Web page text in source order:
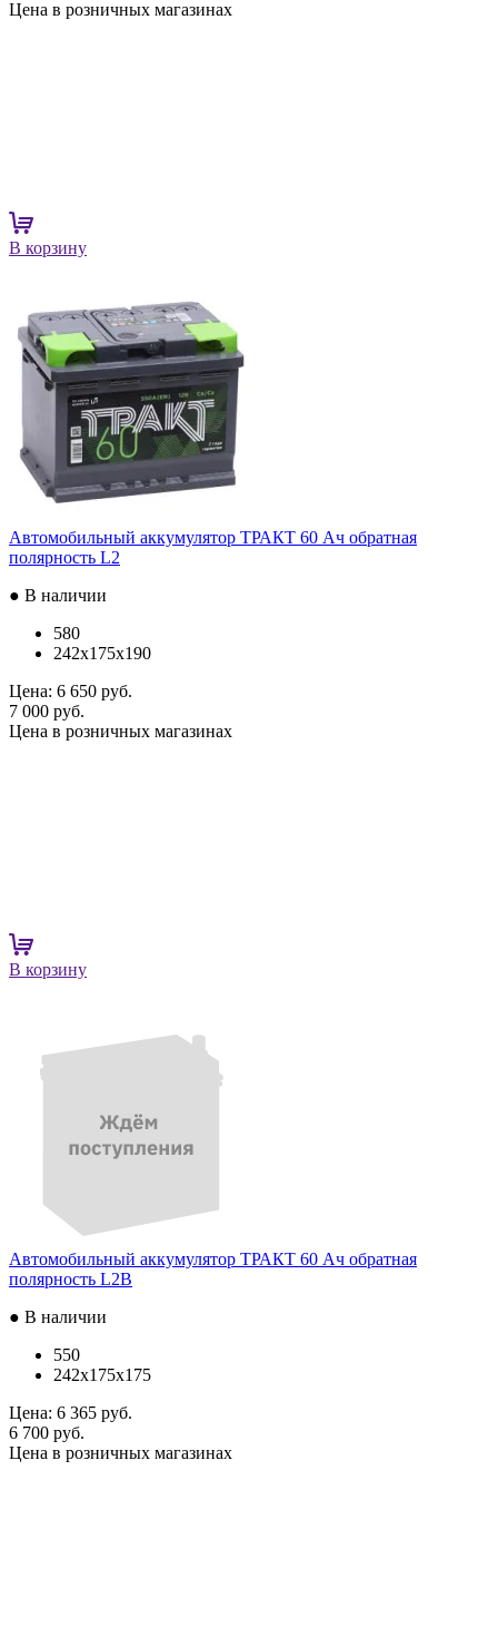
Цена в розничных магазинах
В корзину
Автомобильный аккумулятор ТРАКТ 60 Ач обратная
полярность L2
● В наличии
580
242x175x190
Цена: 6 650 руб.
7 000 руб.
Цена в розничных магазинах
В корзину
Автомобильный аккумулятор ТРАКТ 60 Ач обратная
полярность L2B
● В наличии
550
242x175x175
Цена: 6 365 руб.
6 700 руб.
Цена в розничных магазинах